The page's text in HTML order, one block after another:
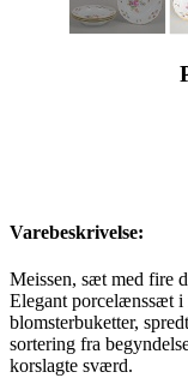
Varebeskrivelse:
Meissen, sæt med fire
Elegant porcelænssæt i
blomsterbuketter,
sortering fra
korslagte sværd.